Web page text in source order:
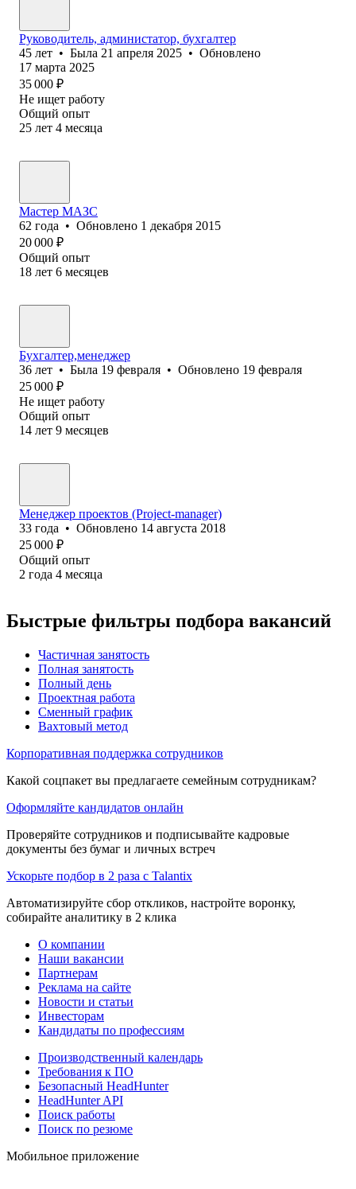
Руководитель, администатор, бухгалтер
45 лет • Была 21 апреля 2025 • Обновлено
17 марта 2025
35 000 ₽
Не ищет работу
Общий опыт
25 лет 4 месяца
Мастер МАЗС
62 года • Обновлено 1 декабря 2015
20 000 ₽
Общий опыт
18 лет 6 месяцев
Бухгалтер,менеджер
36 лет • Была 19 февраля • Обновлено 19 февраля
25 000 ₽
Не ищет работу
Общий опыт
14 лет 9 месяцев
Менеджер проектов (Project-manager)
33 года • Обновлено 14 августа 2018
25 000 ₽
Общий опыт
2 года 4 месяца
Быстрые фильтры подбора вакансий
Частичная занятость
Полная занятость
Полный день
Проектная работа
Сменный график
Вахтовый метод
Корпоративная поддержка сотрудников
Какой соцпакет вы предлагаете семейным сотрудникам?
Оформляйте кандидатов онлайн
Проверяйте сотрудников и подписывайте кадровые
документы без бумаг и личных встреч
Ускорьте подбор в 2 раза с Talantix
Автоматизируйте сбор откликов, настройте воронку,
собирайте аналитику в 2 клика
О компании
Наши вакансии
Партнерам
Реклама на сайте
Новости и статьи
Инвесторам
Кандидаты по профессиям
Производственный календарь
Требования к ПО
Безопасный HeadHunter
HeadHunter API
Поиск работы
Поиск по резюме
Мобильное приложение